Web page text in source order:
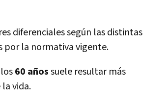
diferenciales según las distintas
por la normativa vigente.
60 añossuele resultar más
vida.